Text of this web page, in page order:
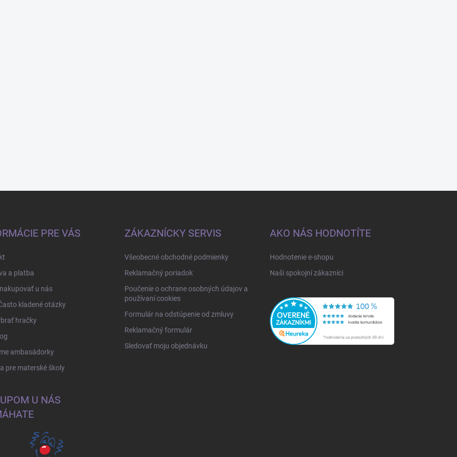
PRE VÁS
a platba
u nás
kladené otázky
hračky
ambasádorky
pre materské školy
ZÁKAZNÍCKY SERVIS
Všeobecné obchodné podmienky
Reklamačný poriadok
Poučenie o ochrane osobných údajov a
používaní cookies
Formulár na odstúpenie od zmluvy
Reklamačný formulár
Sledovať moju objednávku
AKO NÁS HODNOTÍTE
Hodnotenie e-shopu
Naši spokojní zákazníci
U NÁS